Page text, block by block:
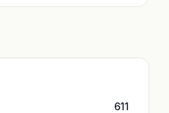
611